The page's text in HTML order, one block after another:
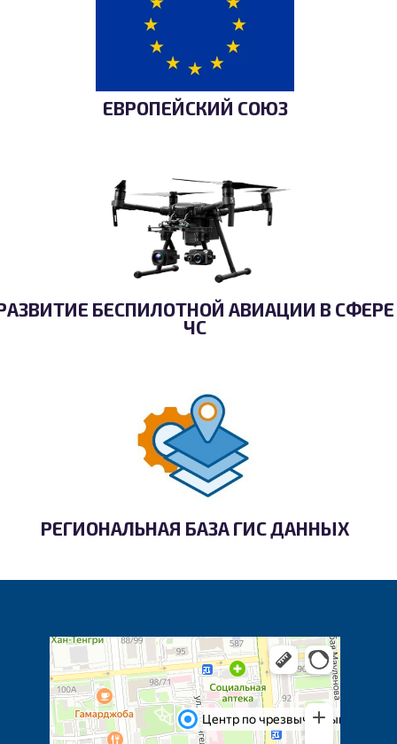
ЕВРОПЕЙСКИЙ СОЮЗ
БЕСПИЛОТНОЙ АВИАЦИИ В СФЕРЕ
ЧС
РЕГИОНАЛЬНАЯ БАЗА ГИС ДАННЫХ